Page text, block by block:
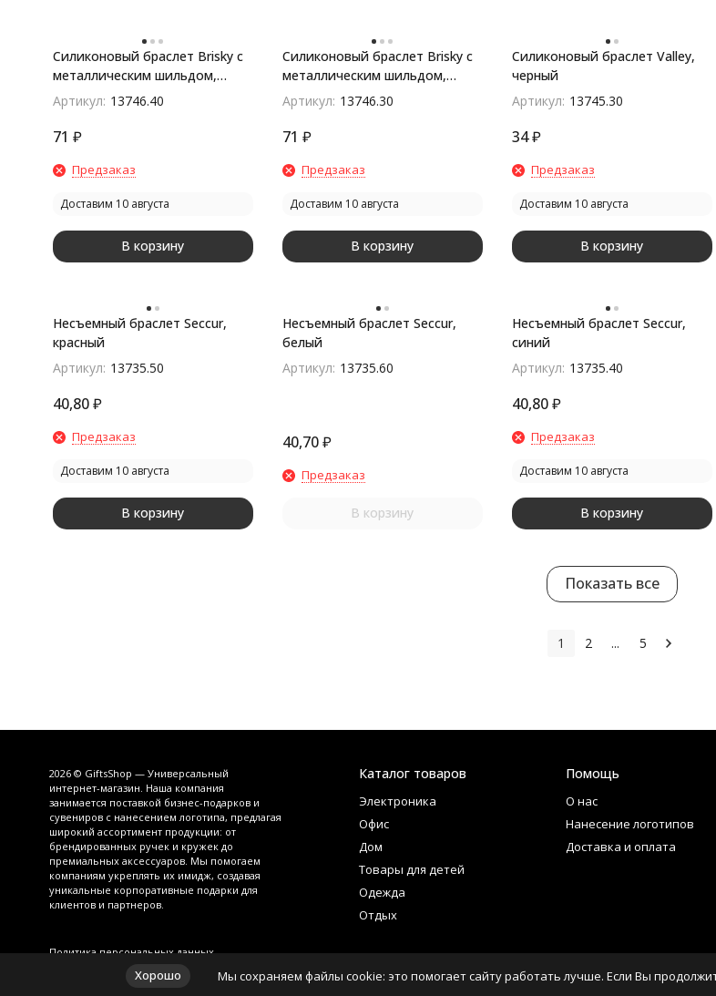
Силиконовый браслет Brisky с
металлическим шильдом,
синий
Артикул: 13746.40
71 ₽
Предзаказ
Доставим 10 августа
В корзину
Силиконовый браслет Brisky с
металлическим шильдом,
черный
Артикул: 13746.30
71 ₽
Предзаказ
Доставим 10 августа
В корзину
Силиконовый браслет Valley,
черный
Артикул: 13745.30
34₽
Предзаказ
Доставим 10 августа
В корзину
Несъемный браслет Seccur,
красный
Артикул: 13735.50
40,80 ₽
Предзаказ
Доставим 10 августа
В корзину
Несъемный браслет Seccur,
белый
Артикул: 13735.60
40,70₽
Предзаказ
В корзину
Несъемный браслет Seccur,
синий
Артикул: 13735.40
40,80₽
Предзаказ
Доставим 10 августа
В корзину
Показать все
1 2 ... 5
2026 © GiftsShop — Универсальный
интернет-магазин. Наша компания
занимается поставкой бизнес-подарков и
сувениров с нанесением логотипа, предлагая
широкий ассортимент продукции: от
брендированных ручек и кружек до
премиальных аксессуаров. Мы помогаем
компаниям укреплять их имидж, создавая
уникальные корпоративные подарки для
клиентов и партнеров.
Политика персональных данных
Каталог товаров
Электроника
Офис
Дом
Товары для детей
Одежда
Отдых
Помощь
О нас
Нанесение логотипов
Доставка и оплата
Хорошо Мы сохраняем файлы cookie: это помогает сайту работать лучше. Если Вы